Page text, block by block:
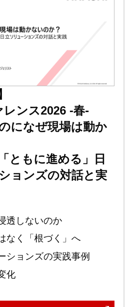
ンス2026 -春-
になぜ現場は動か
ともに進める」日
ョンズの対話と実
透しないのか
なく「根づく」へ
ションズの実践事例
化